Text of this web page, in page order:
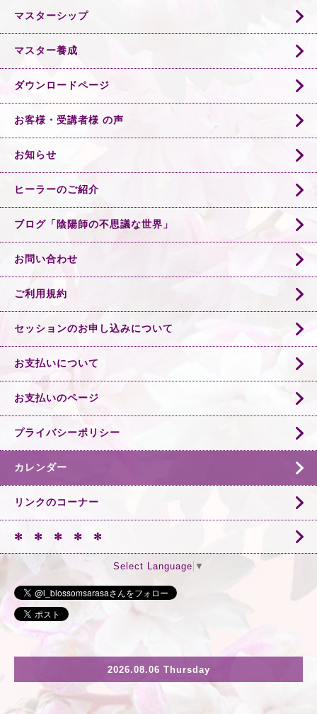
マスターシップ
マスター養成
ダウンロードページ
お客様・受講者様 の声
お知らせ
ヒーラーのご紹介
ブログ「陰陽師の不思議な世界」
お問い合わせ
ご利用規約
セッションのお申し込みについて
お支払いについて
お支払いのページ
プライバシーポリシー
カレンダー
リンクのコーナー
✻ ✻ ✻ ✻ ✻
Select Language ▼
2026.08.06 Thursday